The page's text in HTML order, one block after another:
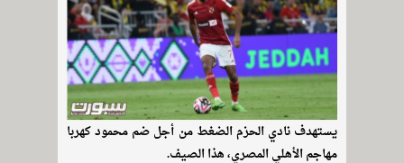
يستهدف نادي الحزم الضغط من أجل ضم محمود كهربا
مهاجم الأهلي المصري، هذا الصيف.